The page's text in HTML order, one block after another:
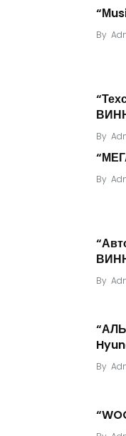
By
By
By
By
By